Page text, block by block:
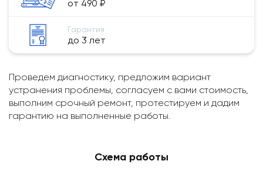
от 490 ₽
Гарантия
до 3 лет
Проведем диагностику, предложим вариант
устранения проблемы, согласуем с вами стоимость,
выполним срочный ремонт, протестируем и дадим
гарантию на выполненные работы.
Схема работы